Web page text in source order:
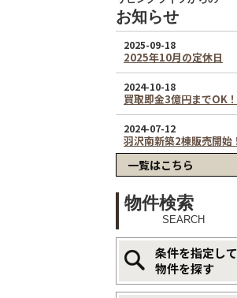
お知らせ
一覧はこちら
物件検索
SEARCH
条件を指定して
物件を探す